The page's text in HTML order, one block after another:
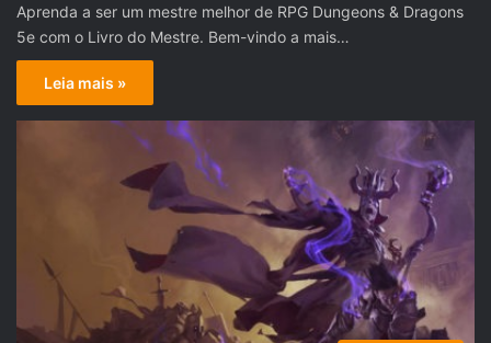
Aprenda a ser um mestre melhor de RPG Dungeons & Dragons
5e com o Livro do Mestre. Bem-vindo a mais…
Leia mais »